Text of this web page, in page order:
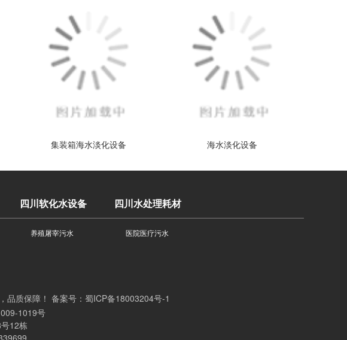
集装箱海水淡化设备 海水淡化设备
四川软化水设备 四川水处理耗材
养殖屠宰污水
医院医疗污水
品质保障！ 备案号： 蜀ICP备18003204号-1
1019号
12栋